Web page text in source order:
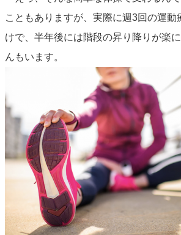
こともありますが、実際に週3回の運動
けで、半年後には階段の昇り降りが楽
んもいます。